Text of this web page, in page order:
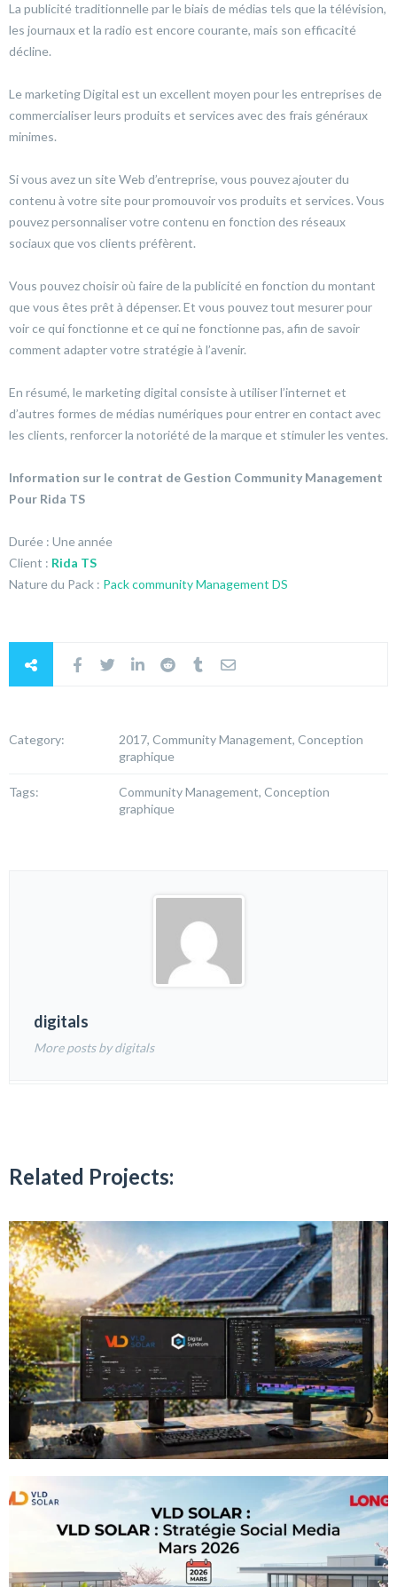
La publicité traditionnelle par le biais de médias tels que la télévision,
les journaux et la radio est encore courante, mais son efficacité
décline.
Le marketing Digital est un excellent moyen pour les entreprises de
commercialiser leurs produits et services avec des frais généraux
minimes.
Si vous avez un site Web d’entreprise, vous pouvez ajouter du
contenu à votre site pour promouvoir vos produits et services. Vous
pouvez personnaliser votre contenu en fonction des réseaux
sociaux que vos clients préfèrent.
Vous pouvez choisir où faire de la publicité en fonction du montant
que vous êtes prêt à dépenser. Et vous pouvez tout mesurer pour
voir ce qui fonctionne et ce qui ne fonctionne pas, afin de savoir
comment adapter votre stratégie à l’avenir.
En résumé, le marketing digital consiste à utiliser l’internet et
d’autres formes de médias numériques pour entrer en contact avec
les clients, renforcer la notoriété de la marque et stimuler les ventes.
Information sur le contrat de Gestion Community Management
Pour Rida TS
Durée : Une année
Client : Rida TS
Nature du Pack : Pack community Management DS
Category:
2017, Community Management, Conception
graphique
Tags:
Community Management, Conception
graphique
digitals
More posts by digitals
Related Projects: